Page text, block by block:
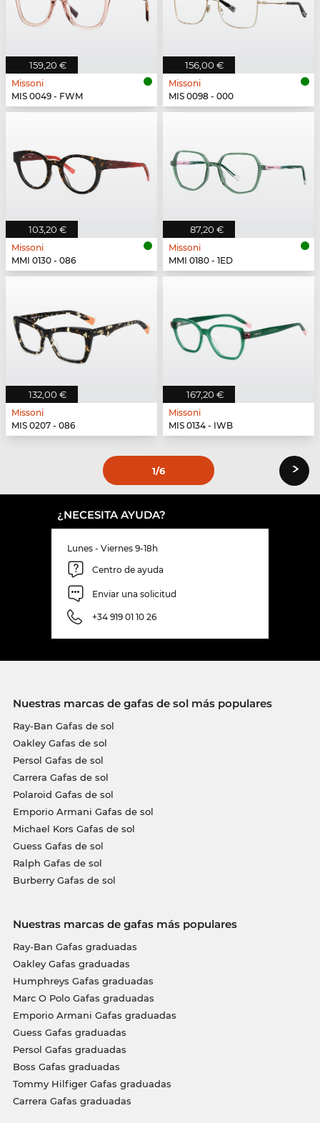
159,20 €
Missoni
MIS 0049 - FWM
156,00 €
Missoni
MIS 0098 - 000
103,20 €
Missoni
MMI 0130 - 086
87,20 €
Missoni
MMI 0180 - 1ED
132,00 €
Missoni
MIS 0207 - 086
167,20 €
Missoni
MIS 0134 - IWB
1/6 ›
¿NECESITA AYUDA?
Lunes - Viernes 9-18h
Centro de ayuda
Enviar una solicitud
+34 919 01 10 26
Nuestras marcas de gafas de sol más populares
Ray-Ban Gafas de sol
Oakley Gafas de sol
Persol Gafas de sol
Carrera Gafas de sol
Polaroid Gafas de sol
Emporio Armani Gafas de sol
Michael Kors Gafas de sol
Guess Gafas de sol
Ralph Gafas de sol
Burberry Gafas de sol
Nuestras marcas de gafas más populares
Ray-Ban Gafas graduadas
Oakley Gafas graduadas
Humphreys Gafas graduadas
Marc O Polo Gafas graduadas
Emporio Armani Gafas graduadas
Guess Gafas graduadas
Persol Gafas graduadas
Boss Gafas graduadas
Tommy Hilfiger Gafas graduadas
Carrera Gafas graduadas